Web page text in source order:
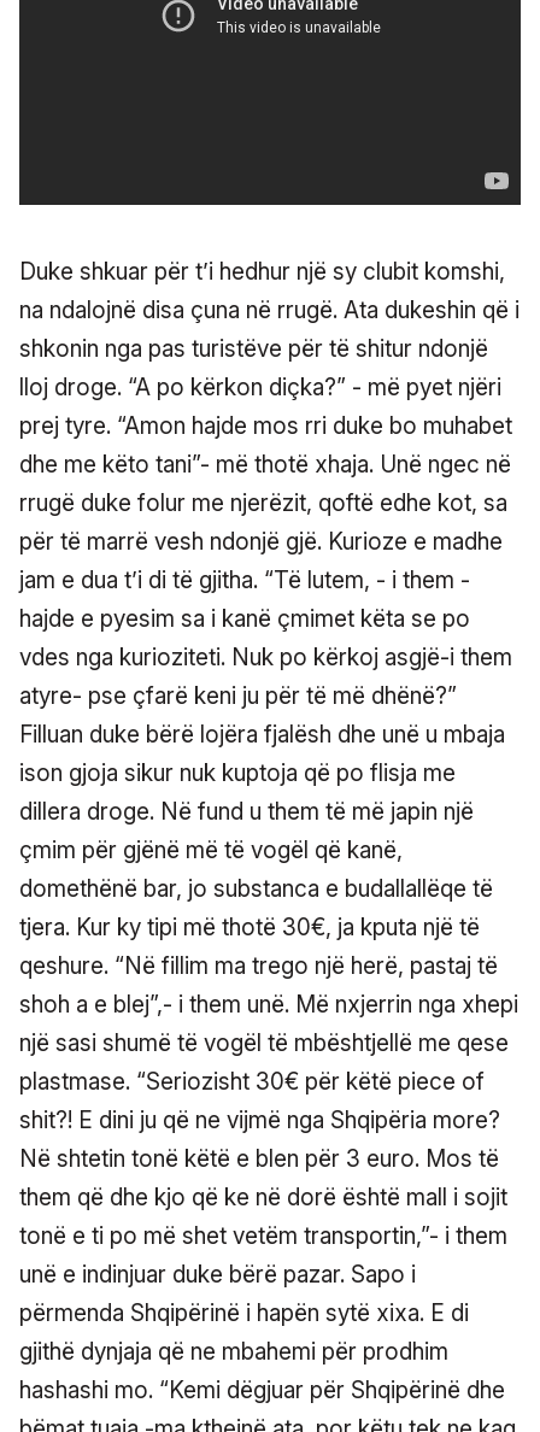
Duke shkuar për t’i hedhur një sy clubit komshi,
na ndalojnë disa çuna në rrugë. Ata dukeshin që i
shkonin nga pas turistëve për të shitur ndonjë
lloj droge. “A po kërkon diçka?” - më pyet njëri
prej tyre. “Amon hajde mos rri duke bo muhabet
dhe me këto tani”- më thotë xhaja. Unë ngec në
rrugë duke folur me njerëzit, qoftë edhe kot, sa
për të marrë vesh ndonjë gjë. Kurioze e madhe
jam e dua t’i di të gjitha. “Të lutem, - i them -
hajde e pyesim sa i kanë çmimet këta se po
vdes nga kurioziteti. Nuk po kërkoj asgjë-i them
atyre- pse çfarë keni ju për të më dhënë?”
Filluan duke bërë lojëra fjalësh dhe unë u mbaja
ison gjoja sikur nuk kuptoja që po flisja me
dillera droge. Në fund u them të më japin një
çmim për gjënë më të vogël që kanë,
domethënë bar, jo substanca e budallallëqe të
tjera. Kur ky tipi më thotë 30€, ja kputa një të
qeshure. “Në fillim ma trego një herë, pastaj të
shoh a e blej”,- i them unë. Më nxjerrin nga xhepi
një sasi shumë të vogël të mbështjellë me qese
plastmase. “Seriozisht 30€ për këtë piece of
shit?! E dini ju që ne vijmë nga Shqipëria more?
Në shtetin tonë këtë e blen për 3 euro. Mos të
them që dhe kjo që ke në dorë është mall i sojit
tonë e ti po më shet vetëm transportin,”- i them
unë e indinjuar duke bërë pazar. Sapo i
përmenda Shqipërinë i hapën sytë xixa. E di
gjithë dynjaja që ne mbahemi për prodhim
hashashi mo. “Kemi dëgjuar për Shqipërinë dhe